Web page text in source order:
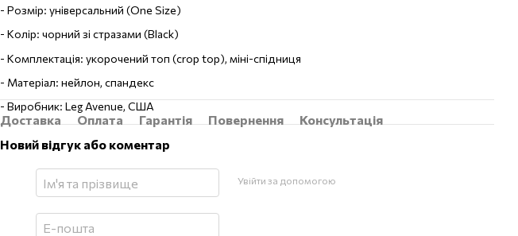
- Розмір: універсальний (One Size)
- Колір: чорний зі стразами (Black)
- Комплектація: укорочений топ (crop top), міні-спідниця
- Матеріал: нейлон, спандекс
- Виробник: Leg Avenue, США
Доставка Оплата Гарантія Повернення
Консультація
Новий відгук або коментар
Увійти за допомогою